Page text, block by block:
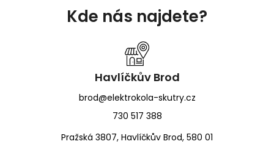
Kde nás najdete?
Havlíčkův Brod
brod@elektrokola-skutry.cz
730 517 388
Pražská 3807, Havlíčkův Brod, 580 01